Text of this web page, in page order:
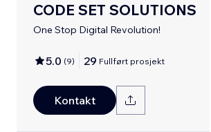
CODE SET SOLUTIONS
One Stop Digital Revolution!
5.0 (9) 29 Fullført prosjekt
Kontakt